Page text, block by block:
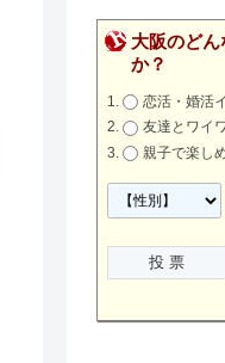
大阪のど
か？
恋活・婚活
友達とワイ
親子で楽し